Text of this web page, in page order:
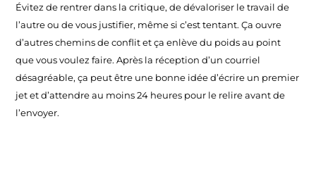
Évitez de rentrer dans la critique, de dévaloriser le travail de
l’autre ou de vous justifier, même si c’est tentant. Ça ouvre
d’autres chemins de conflit et ça enlève du poids au point
que vous voulez faire. Après la réception d’un courriel
désagréable, ça peut être une bonne idée d’écrire un premier
jet et d’attendre au moins 24 heures pour le relire avant de
l’envoyer.